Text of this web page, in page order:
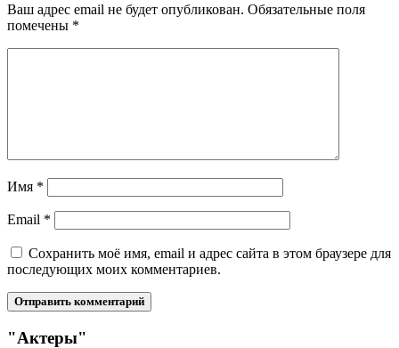
Ваш адрес email не будет опубликован. Обязательные поля
помечены *
Имя *
Email *
Сохранить моё имя, email и адрес сайта в этом браузере для
последующих моих комментариев.
"Актеры"